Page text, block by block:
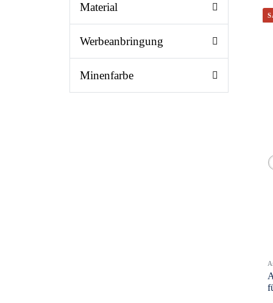
Material
Werbeanbringung
Minenfarbe